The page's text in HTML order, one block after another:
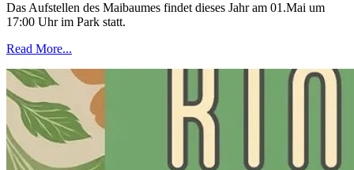
Das Aufstellen des Maibaumes findet dieses Jahr am 01.Mai um
17:00 Uhr im Park statt.
Read More...